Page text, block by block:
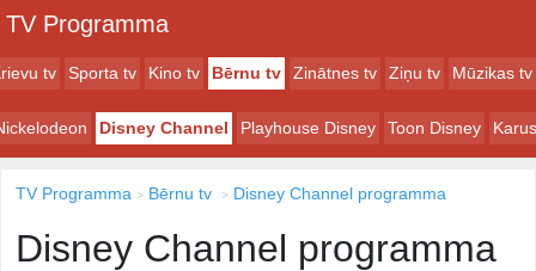
TV Programma
tv Sporta tv Kino tv Bērnu tv Zinātnes tv Ziņu tv Mūzikas tv
Disney Channel Playhouse Disney Toon Disney
TV Programma Bērnu tv Disney Channel programma
Disney Channel programma